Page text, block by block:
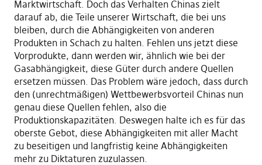
Marktwirtschaft. Doch das Verhalten Chinas zielt
darauf ab, die Teile unserer Wirtschaft, die bei uns
bleiben, durch die Abhängigkeiten von anderen
Produkten in Schach zu halten. Fehlen uns jetzt diese
Vorprodukte, dann werden wir, ähnlich wie bei der
Gasabhängigkeit, diese Güter durch andere Quellen
ersetzen müssen. Das Problem wäre jedoch, dass durch
den (unrechtmäßigen) Wettbewerbsvorteil Chinas nun
genau diese Quellen fehlen, also die
Produktionskapazitäten. Deswegen halte ich es für das
oberste Gebot, diese Abhängigkeiten mit aller Macht
zu beseitigen und langfristig keine Abhängigkeiten
mehr zu Diktaturen zuzulassen.